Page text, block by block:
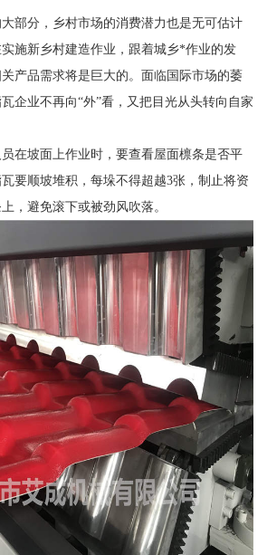
部分，乡村市场的消费潜力也是无可估计
施新乡村建造作业，跟着城乡*作业的发
产品需求将是巨大的。面临国际市场的萎
企业不再向“外”看，又把目光从头转向自家
在坡面上作业时，要查看屋面檩条是否平
要顺坡堆积，每垛不得超越3张，制止将资
，避免滚下或被劲风吹落。